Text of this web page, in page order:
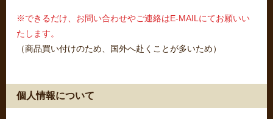
※できるだけ、お問い合わせやご連絡はE-MAILにてお願いい
たします。
（商品買い付けのため、国外へ赴くことが多いため）
個人情報について